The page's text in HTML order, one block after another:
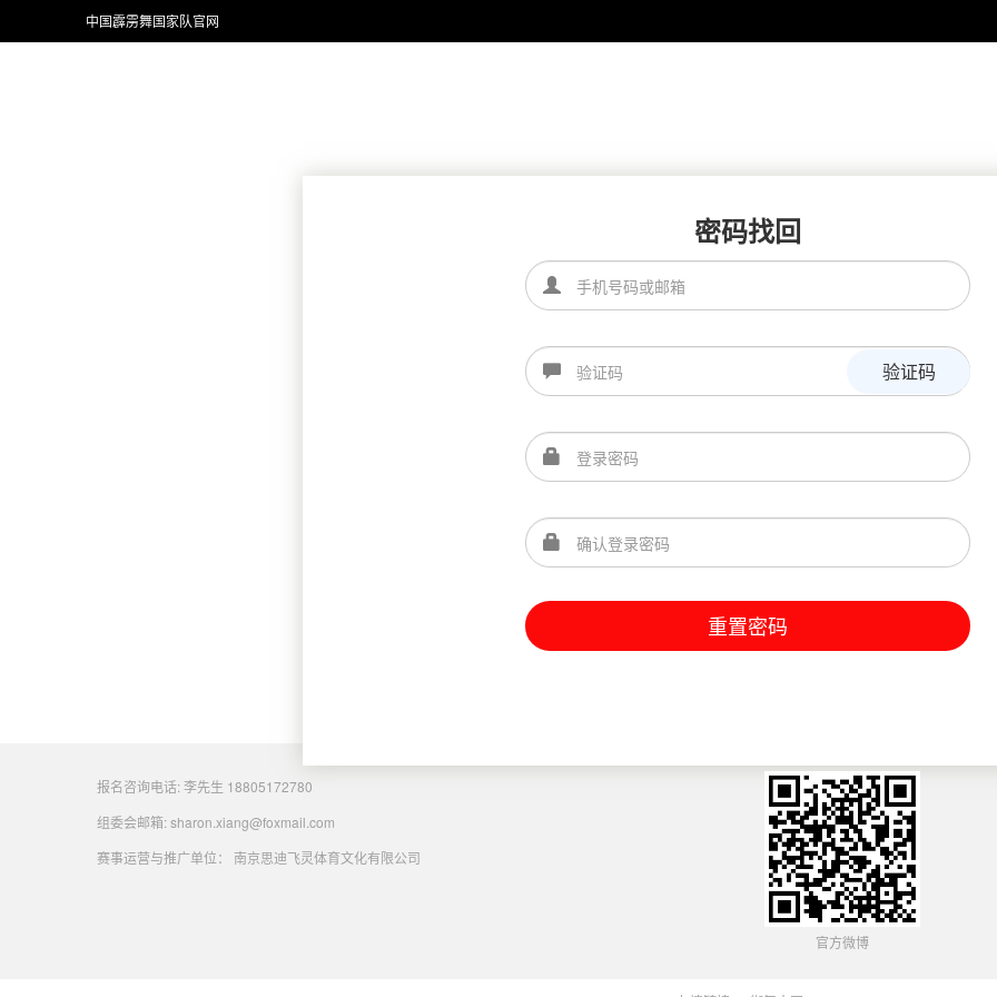
中国霹雳舞国家队官网
密码找回
验证码
重置密码
报名咨询电话:李先生 18805172780
组委会邮箱:sharon.xiang@foxmail.com
赛事运营与推广单位：
南京思迪飞灵体育文化有限公司
官方微博